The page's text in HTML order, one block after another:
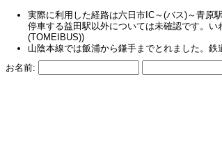
実際に利用した経路は六日市IC～(バス)～青原
停車する益田駅以外については未確認です。
(TOMEIBUS))
山陰本線では飯浦から鎌手までとれました。
お名前: